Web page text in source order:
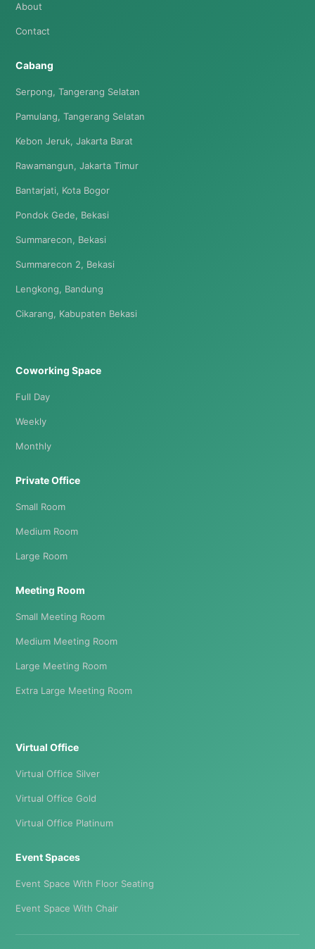
About
Contact
Cabang
Serpong, Tangerang Selatan
Pamulang, Tangerang Selatan
Kebon Jeruk, Jakarta Barat
Rawamangun, Jakarta Timur
Bantarjati, Kota Bogor
Pondok Gede, Bekasi
Summarecon, Bekasi
Summarecon 2, Bekasi
Lengkong, Bandung
Cikarang, Kabupaten Bekasi
Coworking Space
Full Day
Weekly
Monthly
Private Office
Small Room
Medium Room
Large Room
Meeting Room
Small Meeting Room
Medium Meeting Room
Large Meeting Room
Extra Large Meeting Room
Virtual Office
Virtual Office Silver
Virtual Office Gold
Virtual Office Platinum
Event Spaces
Event Space With Floor Seating
Event Space With Chair